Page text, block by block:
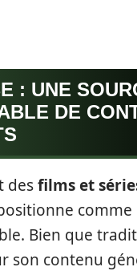
: UNE
DE
desfilms et
Bien que
son contenu